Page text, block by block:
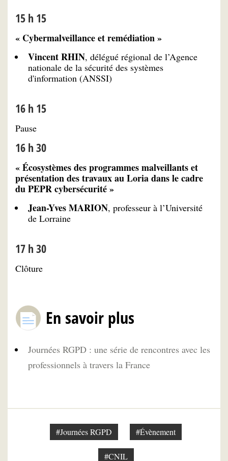
15 h 15
« Cybermalveillance et remédiation »
Vincent RHIN, délégué régional de l’Agence
nationale de la sécurité des systèmes
d'information (ANSSI)
16 h 15
Pause
16 h 30
« Écosystèmes des programmes malveillants et
présentation des travaux au Loria dans le cadre
du PEPR cybersécurité »
Jean-Yves MARION, professeur à l’Université
de Lorraine
17 h 30
Clôture
En savoir plus
Journées RGPD : une série de rencontres avec les
professionnels à travers la France
#Journées RGPD #Évènement
#CNIL